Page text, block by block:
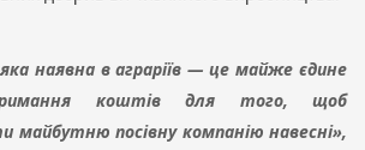
яка наявна в аграріїв — це майже єдине
коштів для того, щоб
майбутню посівну компанію навесні»,